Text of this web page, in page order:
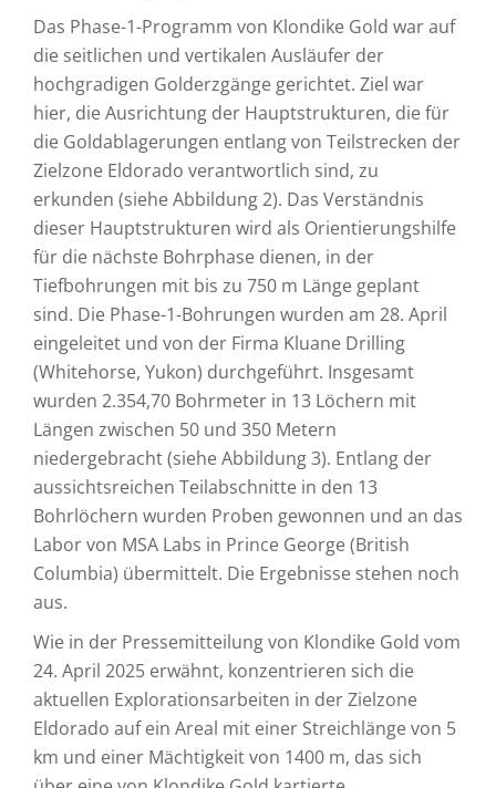
Das Phase-1-Programm von Klondike Gold war auf
die seitlichen und vertikalen Ausläufer der
hochgradigen Golderzgänge gerichtet. Ziel war
hier, die Ausrichtung der Hauptstrukturen, die für
die Goldablagerungen entlang von Teilstrecken der
Zielzone Eldorado verantwortlich sind, zu
erkunden (siehe Abbildung 2). Das Verständnis
dieser Hauptstrukturen wird als Orientierungshilfe
für die nächste Bohrphase dienen, in der
Tiefbohrungen mit bis zu 750 m Länge geplant
sind. Die Phase-1-Bohrungen wurden am 28. April
eingeleitet und von der Firma Kluane Drilling
(Whitehorse, Yukon) durchgeführt. Insgesamt
wurden 2.354,70 Bohrmeter in 13 Löchern mit
Längen zwischen 50 und 350 Metern
niedergebracht (siehe Abbildung 3). Entlang der
aussichtsreichen Teilabschnitte in den 13
Bohrlöchern wurden Proben gewonnen und an das
Labor von MSA Labs in Prince George (British
Columbia) übermittelt. Die Ergebnisse stehen noch
aus.
Wie in der Pressemitteilung von Klondike Gold vom
24. April 2025 erwähnt, konzentrieren sich die
aktuellen Explorationsarbeiten in der Zielzone
Eldorado auf ein Areal mit einer Streichlänge von 5
km und einer Mächtigkeit von 1400 m, das sich